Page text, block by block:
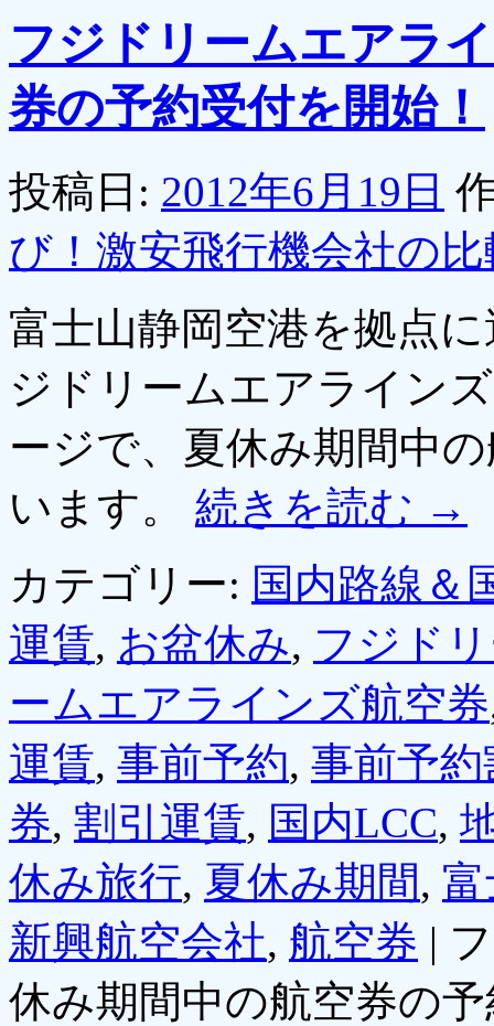
フジドリームエアラ
券の予約受付を開始！
投稿日: 2012年6月19日
び！激安飛行機会社の
富士山静岡空港を拠点
ジドリームエアライン
ージで、夏休み期間中
います。 続きを読む →
カテゴリー: 国内路線＆
運賃, お盆休み, フジド
ームエアラインズ航空券
運賃, 事前予約, 事前予約
券, 割引運賃, 国内LCC,
休み旅行, 夏休み期間,
新興航空会社, 航空券 |
休み期間中の航空券の